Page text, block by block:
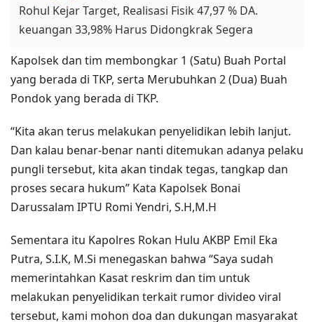
Rohul Kejar Target, Realisasi Fisik 47,97 % DA.
keuangan 33,98% Harus Didongkrak Segera
Kapolsek dan tim membongkar 1 (Satu) Buah Portal
yang berada di TKP, serta Merubuhkan 2 (Dua) Buah
Pondok yang berada di TKP.
“Kita akan terus melakukan penyelidikan lebih lanjut.
Dan kalau benar-benar nanti ditemukan adanya pelaku
pungli tersebut, kita akan tindak tegas, tangkap dan
proses secara hukum” Kata Kapolsek Bonai
Darussalam IPTU Romi Yendri, S.H,M.H
Sementara itu Kapolres Rokan Hulu AKBP Emil Eka
Putra, S.I.K, M.Si menegaskan bahwa “Saya sudah
memerintahkan Kasat reskrim dan tim untuk
melakukan penyelidikan terkait rumor divideo viral
tersebut, kami mohon doa dan dukungan masyarakat